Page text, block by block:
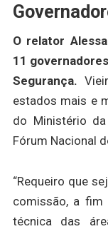
O relator
11
Segurança.
estados mais e
do Ministério
Fórum Nacional
“Requeiro que
comissão, a fim
técnica das